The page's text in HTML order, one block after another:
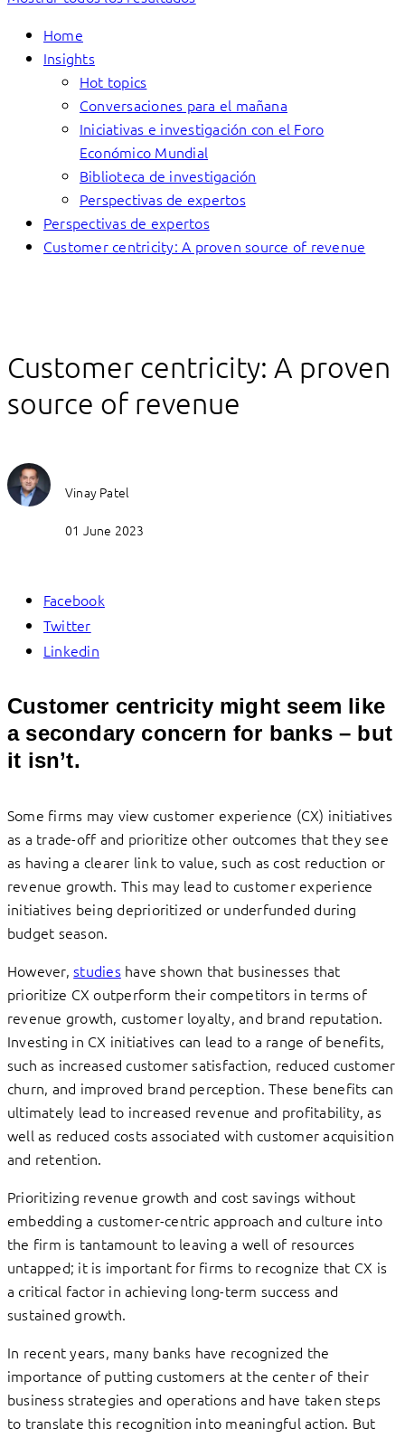
Home
Insights
Hot topics
Conversaciones para el mañana
Iniciativas e investigación con el Foro
Económico Mundial
Biblioteca de investigación
Perspectivas de expertos
Perspectivas de expertos
Customer centricity: A proven source of revenue
Customer centricity: A proven
source of revenue
Vinay Patel
01 June 2023
Facebook
Twitter
Linkedin
Customer centricity might seem like
a secondary concern for banks – but
it isn’t.
Some firms may view customer experience (CX) initiatives
as a trade-off and prioritize other outcomes that they see
as having a clearer link to value, such as cost reduction or
revenue growth. This may lead to customer experience
initiatives being deprioritized or underfunded during
budget season.
However,studieshave shown that businesses that
prioritize CX outperform their competitors in terms of
revenue growth, customer loyalty, and brand reputation.
Investing in CX initiatives can lead to a range of benefits,
such as increased customer satisfaction, reduced customer
churn, and improved brand perception. These benefits can
ultimately lead to increased revenue and profitability, as
well as reduced costs associated with customer acquisition
and retention.
Prioritizing revenue growth and cost savings without
embedding a customer-centric approach and culture into
the firm is tantamount to leaving a well of resources
untapped; it is important for firms to recognize that CX is
a critical factor in achieving long-term success and
sustained growth.
In recent years, many banks have recognized the
importance of putting customers at the center of their
business strategies and operations and have taken steps
to translate this recognition into meaningful action. But